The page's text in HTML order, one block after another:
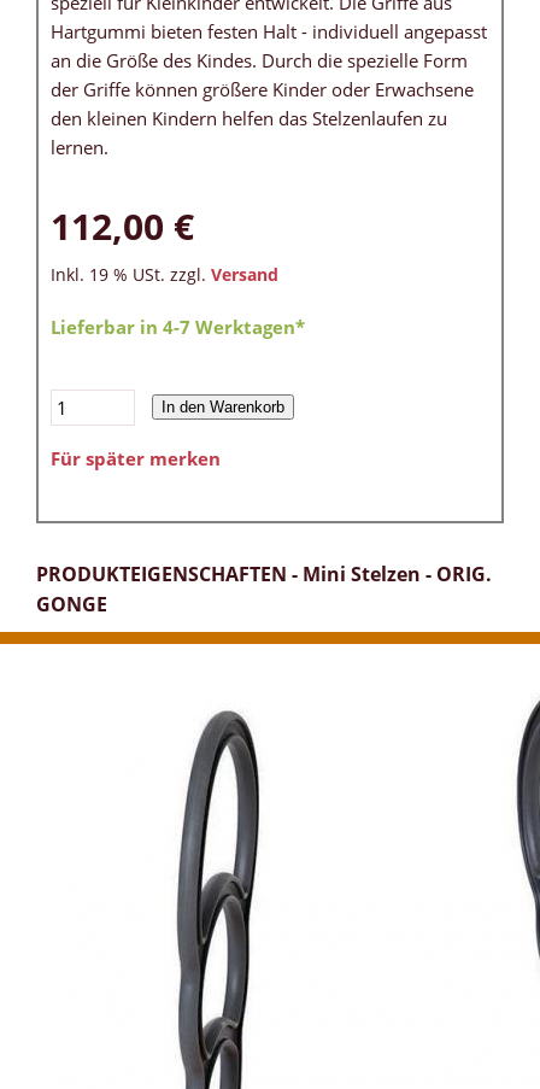
Hartgummi bieten festen Halt - individuell angepasst
an die Größe des Kindes. Durch die spezielle Form
der Griffe können größere Kinder oder Erwachsene
den kleinen Kindern helfen das Stelzenlaufen zu
lernen.
112,00 €
Inkl. 19 % USt. zzgl. Versand
Lieferbar in 4-7 Werktagen*
In den Warenkorb
Für später merken
PRODUKTEIGENSCHAFTEN - Mini Stelzen - ORIG.
GONGE